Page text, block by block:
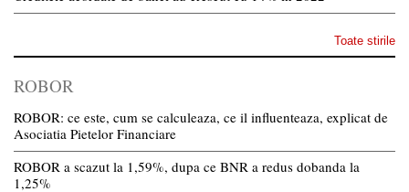
Toate stirile
ROBOR
ROBOR: ce este, cum se calculeaza, ce il influenteaza, explicat de
Asociatia Pietelor Financiare
ROBOR a scazut la 1,59%, dupa ce BNR a redus dobanda la
1,25%